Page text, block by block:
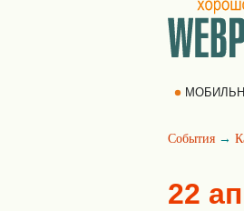
События →
22